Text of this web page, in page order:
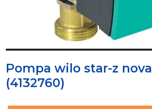
Pompa wilo star-z nova
(4132760)